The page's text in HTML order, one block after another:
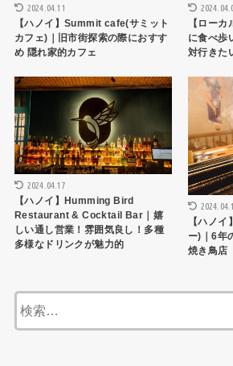
2024.04.11
【ハノイ】Summit cafe(サミット
カフェ)｜旧市街探索の際におすす
め 隠れ家的カフェ
【ロー
に食べ歩
対行きた
ハノイレストラン
2024.04.17
【ハノイ】Humming Bird
Restaurant & Cocktail Bar｜嬉
しい通し営業！雰囲気良し！多種
多様なドリンクが魅力的
【ハノ
ー)｜6年
焼き鳥店
索: